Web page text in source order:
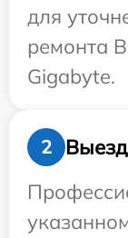
для
ремонта
Gigabyte.
2